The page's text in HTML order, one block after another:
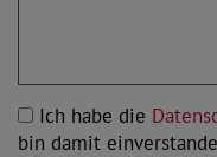
Ich habe die
bin damit